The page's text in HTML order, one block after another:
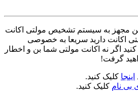
مجهز به سیستم تشخیص مولتی اکانت
اکانت دارید سریعا به خصوصی
اگر نه اکانت مولتی شما بن و اخطار
گرفت!
اینجا کلیک کنید.
بی نام کلیک کنید.